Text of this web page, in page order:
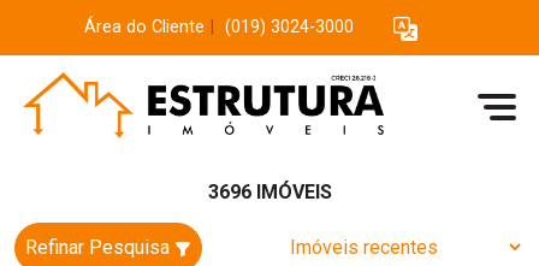
Área do Cliente (019) 3024-3000
3696 IMÓVEIS
Refinar Pesquisa